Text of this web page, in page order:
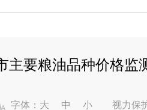
主要粮油品种价格监
字体： 大 中 小 视力保